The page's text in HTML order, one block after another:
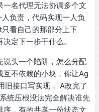
名代理无法协调多个文
负责，代码实现一人负
看自己的那部分上下
定下一步干什么。
说头一个陷阱，怎么分配
不依赖的小块，你让Ag
接口写实现， A改完了
统压根没法完全解决谁先
，有的共享一份状态文